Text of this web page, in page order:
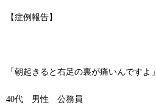
【症例報告】
「朝起きると右足の裏が痛いんですよ」
40代 男性 公務員